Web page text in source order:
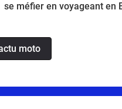
se méfier en voyageant en
moto